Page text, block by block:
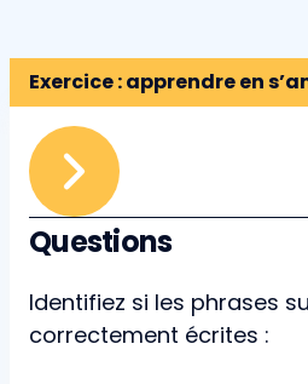
Exercice : apprendre en
Questions
Identifiez si les phrases
correctement écrites :